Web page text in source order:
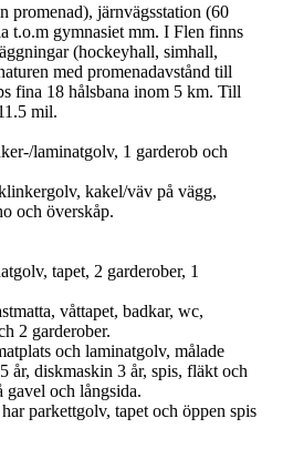
promenad), järnvägsstation (60
t.o.m gymnasiet mm. I Flen finns
(hockeyhall, simhall,
med promenadavstånd till
fina 18 hålsbana inom 5 km. Till
mil.
laminatgolv, 1 garderob och
kakel/väv på vägg,
och överskåp.
tapet, 2 garderober, 1
våttapet, badkar, wc,
2 garderober.
och laminatgolv, målade
år, diskmaskin 3 år, spis, fläkt och
gavel och långsida.
parkettgolv, tapet och öppen spis